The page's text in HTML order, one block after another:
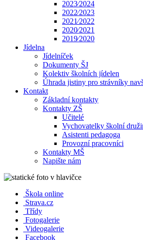
2023⁄2024
2022⁄2023
2021⁄2022
2020⁄2021
2019⁄2020
Jídelna
Jídelníček
Dokumenty ŠJ
Kolektiv školních jídelen
Úhrada jistiny pro strávníky
Kontakt
Základní kontakty
Kontakty ZŠ
Učitelé
Vychovatelky školní
Asistenti pedagoga
Provozní pracovníci
Kontakty MŠ
Napište nám
Škola online
Strava.cz
Třídy
Fotogalerie
Videogalerie
Facebook